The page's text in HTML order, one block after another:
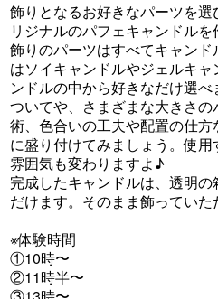
飾りとなるお好きなパーツを
リジナルのパフェキャンドルを
飾りのパーツはすべてキャン
はソイキャンドルやジェルキ
ンドルの中から好きなだけ選
ついてや、さまざまな大きさ
術、色合いの工夫や配置の仕
に盛り付けてみましょう。使
雰囲気も変わりますよ♪
完成したキャンドルは、透明
だけます。そのまま飾っていた
※体験時間
①10時〜
②11時半〜